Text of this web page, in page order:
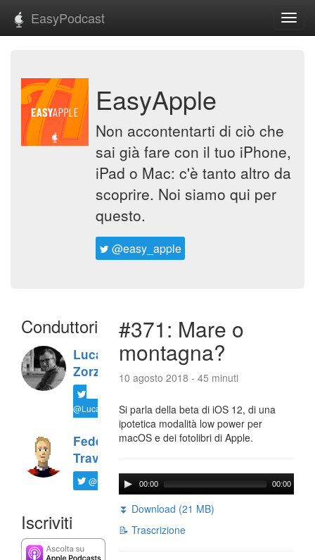
EasyPodcast
EasyApple
Non accontentarti di ciò che
sai già fare con il tuo iPhone,
iPad o Mac: c'è tanto altro da
scoprire. Noi siamo qui per
questo.
@easy_apple
Conduttori
Luca
Zorzi
@LucaTNT
Federico
Travaini
@ftrava
Iscriviti
#371: Mare o
montagna?
10 agosto 2018 - 45 minuti
Si parla della beta di iOS 12, di una
ipotetica modalità low power per
macOS e dei fotolibri di Apple.
00:00 00:00
⏬ Download (21 MB)
📝 Trascrizione